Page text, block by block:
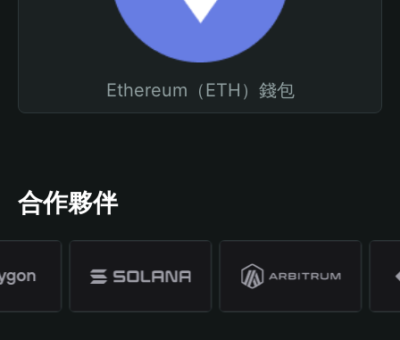
Ethereum（ETH）錢包
合作夥伴